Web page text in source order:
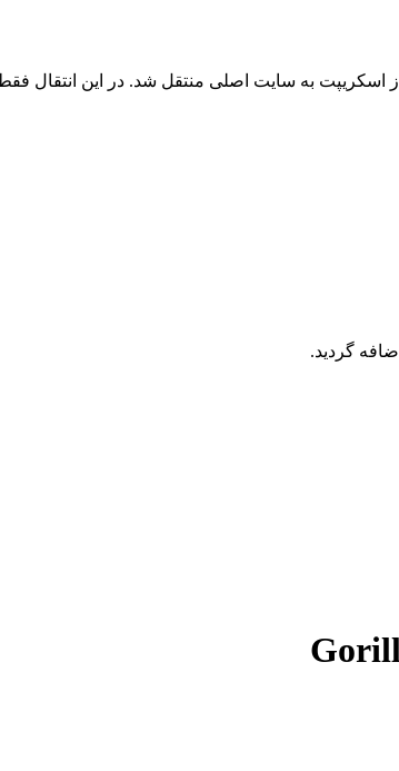
به سایت اصلی منتقل شد. در این انتقال